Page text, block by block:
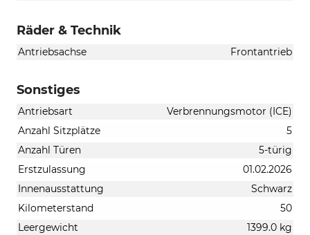
Räder & Technik
Antriebsachse Frontantrieb
Sonstiges
Antriebsart
Verbrennungsmotor (ICE)
Anzahl Sitzplätze
5
Anzahl Türen
5-türig
Erstzulassung
01.02.2026
Innenausstattung
Schwarz
Kilometerstand
50
Leergewicht
1399.0 kg